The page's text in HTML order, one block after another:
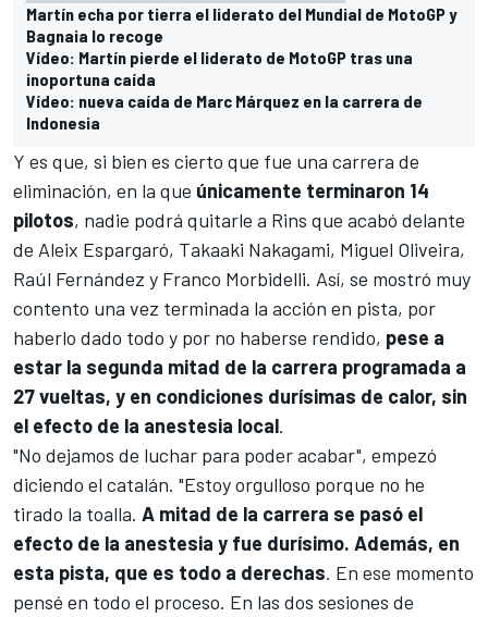
Martín echa por tierra el liderato del Mundial de MotoGP y
Bagnaia lo recoge
Vídeo: Martín pierde el liderato de MotoGP tras una
inoportuna caída
Vídeo: nueva caída de Marc Márquez en la carrera de
Indonesia
Y es que, si bien es cierto que fue una carrera de
eliminación, en la que únicamente terminaron 14
pilotos, nadie podrá quitarle a Rins que acabó delante
de Aleix Espargaró, Takaaki Nakagami, Miguel Oliveira,
Raúl Fernández y Franco Morbidelli. Así, se mostró muy
contento una vez terminada la acción en pista, por
haberlo dado todo y por no haberse rendido, pese a
estar la segunda mitad de la carrera programada a
27 vueltas, y en condiciones durísimas de calor, sin
el efecto de la anestesia local.
"No dejamos de luchar para poder acabar", empezó
diciendo el catalán. "Estoy orgulloso porque no he
tirado la toalla. A mitad de la carrera se pasó el
efecto de la anestesia y fue durísimo. Además, en
esta pista, que es todo a derechas. En ese momento
pensé en todo el proceso. En las dos sesiones de